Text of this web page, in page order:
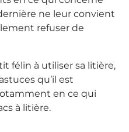
ne leur convient
refuser de
félin à utiliser sa litière,
qu’il est
en ce qui
à litière.